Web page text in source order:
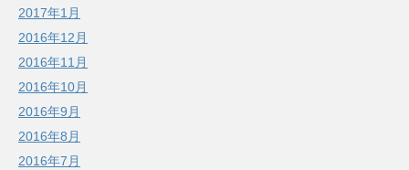
2017年1月
2016年12月
2016年11月
2016年10月
2016年9月
2016年8月
2016年7月